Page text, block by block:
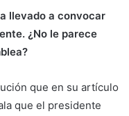
llevado a convocar
¿No le parece
que en su artículo
que el presidente